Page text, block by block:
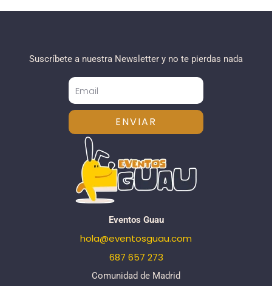
Suscríbete a nuestra Newsletter y no te pierdas nada
ENVIAR
Eventos Guau
hola@eventosguau.com
687 657 273
Comunidad de Madrid